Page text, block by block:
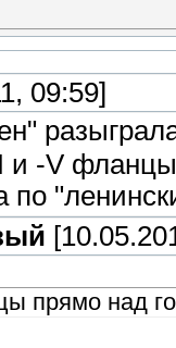
09:59]
и -V
по
прямо над